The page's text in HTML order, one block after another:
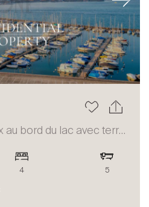
Next
Penthouse en duplex au bord du lac avec terrasse et vue panoramique
4 5